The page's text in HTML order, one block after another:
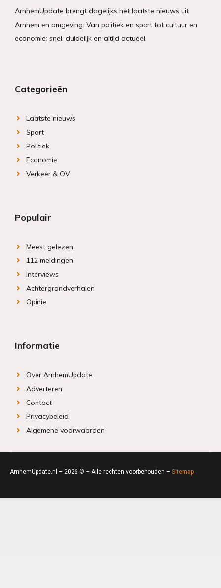
ArnhemUpdate brengt dagelijks het laatste nieuws uit
Arnhem en omgeving. Van politiek en sport tot cultuur en
economie: snel, duidelijk en altijd actueel.
Categorieën
Laatste nieuws
Sport
Politiek
Economie
Verkeer & OV
Populair
Meest gelezen
112 meldingen
Interviews
Achtergrondverhalen
Opinie
Informatie
Over ArnhemUpdate
Adverteren
Contact
Privacybeleid
Algemene voorwaarden
ArnhemUpdate.nl – 2026 © – Alle rechten voorbehouden – Sitemap